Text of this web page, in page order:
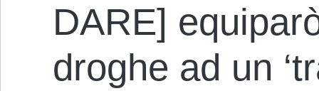
DARE]
droghe ad un